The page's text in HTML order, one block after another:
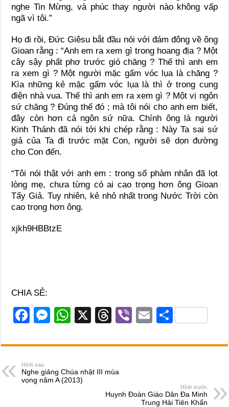
nghe Tin Mừng, và phúc thay người nào không vấp
ngã vì tôi.”
Họ đi rồi, Đức Giêsu bắt đầu nói với đám đông về ông
Gioan rằng : “Anh em ra xem gì trong hoang địa ? Một
cây sậy phất phơ trước gió chăng ? Thế thì anh em
ra xem gì ? Một người mặc gấm vóc lụa là chăng ?
Kìa những kẻ mặc gấm vóc lụa là thì ở trong cung
điện nhà vua. Thế thì anh em ra xem gì ? Một vị ngôn
sứ chăng ? Đúng thế đó ; mà tôi nói cho anh em biết,
đây còn hơn cả ngôn sứ nữa. Chính ông là người
Kinh Thánh đã nói tới khi chép rằng : Này Ta sai sứ
giả của Ta đi trước mặt Con, người sẽ dọn đường
cho Con đến.
“Tôi nói thật với anh em : trong số phàm nhân đã lọt
lòng mẹ, chưa từng có ai cao trọng hơn ông Gioan
Tẩy Giả. Tuy nhiên, kẻ nhỏ nhất trong Nước Trời còn
cao trọng hơn ông.
xjkh9HBBtzE
CHIA SẺ:
F
c
e
b
M
ss
n
W
at
A
X
T
e
d
s
Vi
er
E
ail
S
ar
Hình sau
Nghe giảng Chúa nhật III mùa
vọng năm A (2013)
Hình trước
Huynh Đoàn Giáo Dân Đa Minh
Trung Hải Tiên Khấn